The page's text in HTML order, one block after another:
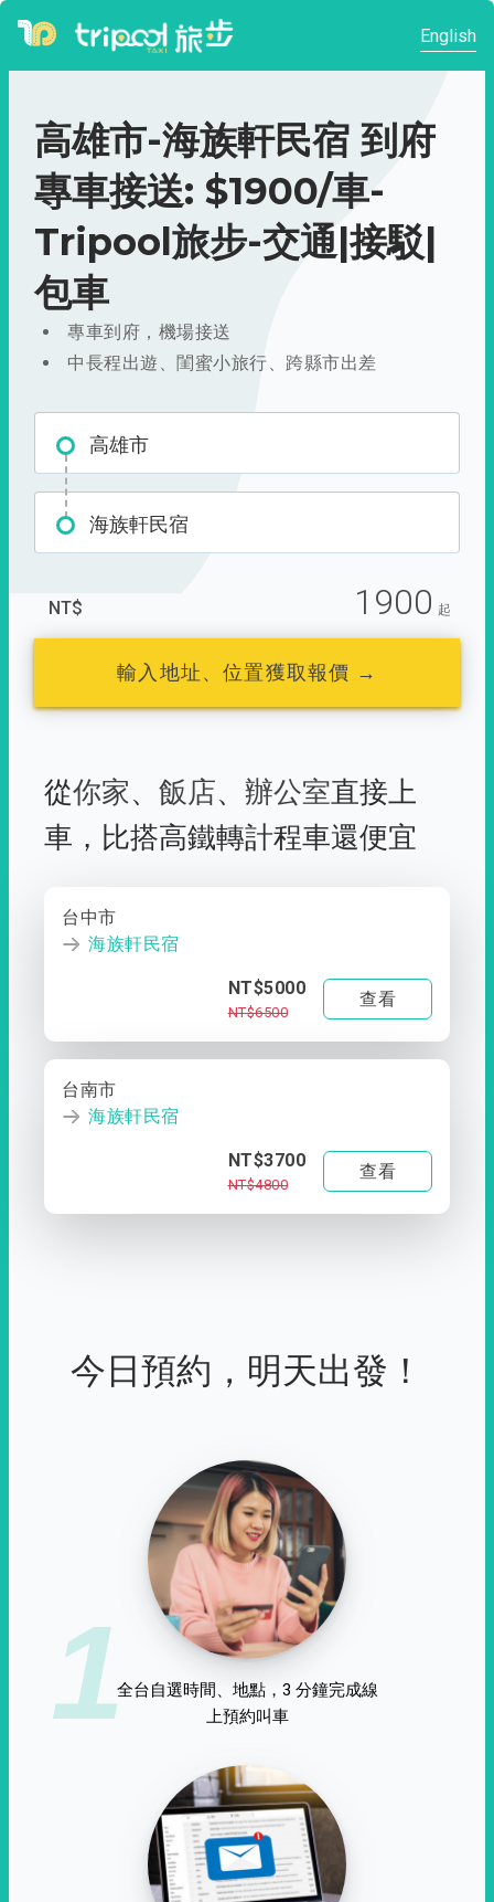
English
高雄市-海族軒民宿 到府
專車接送: $1900/車-
Tripool旅步-交通|接駁|
包車
專車到府，機場接送
中長程出遊、閨蜜小旅行、跨縣市出差
高雄市
海族軒民宿
NT$ 1900 起
輸入地址、位置獲取報價 →
從你家、 飯店、 辦公室直接上
車， 比搭高鐵轉計程車還便宜
台中市
海族軒民宿
NT$5000
NT$6500
查看
台南市
海族軒民宿
NT$3700
NT$4800
查看
今日預約，明天出發！
1全台自選時間、地點，3 分鐘完成線
上預約叫車